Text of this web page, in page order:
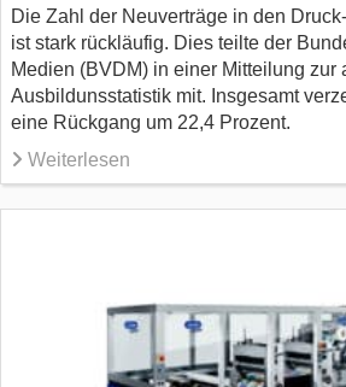
Die Zahl der Neuverträge in den
ist stark rückläufig. Dies teilte der
Medien (BVDM) in einer Mitteilung zur
Ausbildunsstatistik mit. Insgesamt
eine Rückgang um 22,4 Prozent.
Weiterlesen